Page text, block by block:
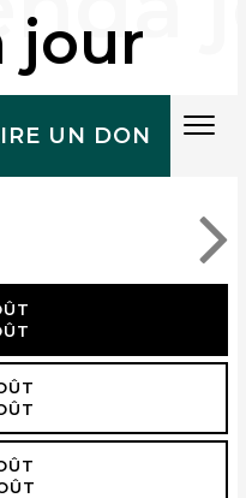
UN DON
jour